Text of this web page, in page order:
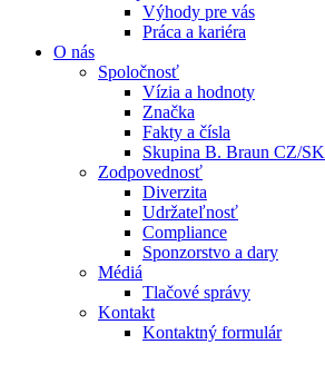
Výhody pre vás
Práca a kariéra
O nás
Spoločnosť
Vízia a hodnoty
Značka
Fakty a čísla
Skupina B. Braun CZ/SK
Zodpovednosť
Diverzita
Udržateľnosť
Compliance
Sponzorstvo a dary
Médiá
Tlačové správy
Kontakt
Kontaktný formulár